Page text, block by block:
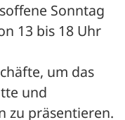
Sonntag
13 bis 18 Uhr
um das
und
zu präsentieren.